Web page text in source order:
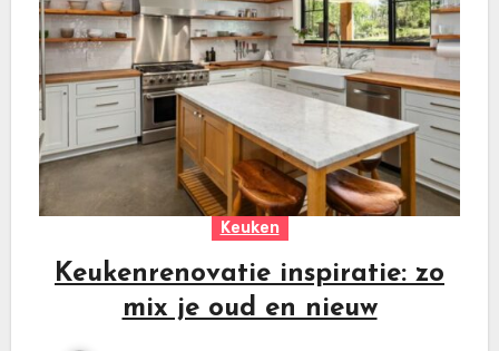
Keuken
Keukenrenovatie inspiratie: zo
mix je oud en nieuw